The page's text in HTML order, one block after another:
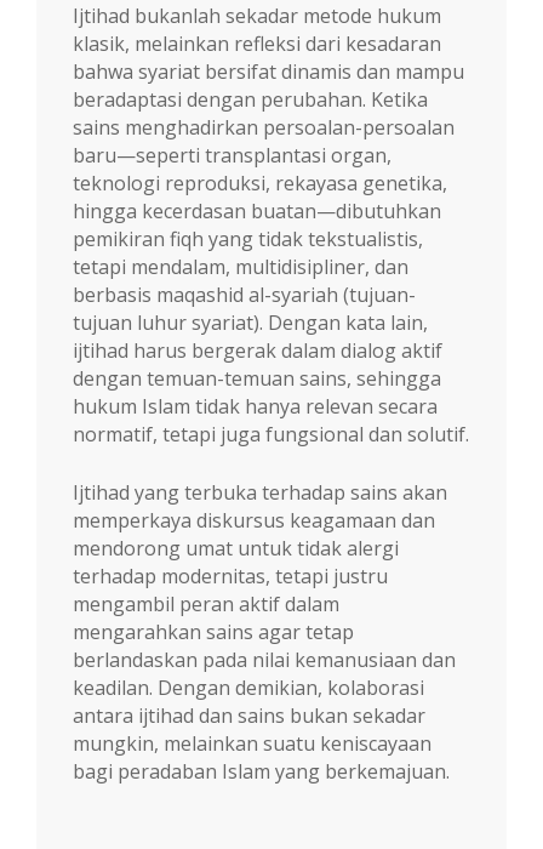
Ijtihad bukanlah sekadar metode hukum
klasik, melainkan refleksi dari kesadaran
bahwa syariat bersifat dinamis dan mampu
beradaptasi dengan perubahan. Ketika
sains menghadirkan persoalan-persoalan
baru—seperti transplantasi organ,
teknologi reproduksi, rekayasa genetika,
hingga kecerdasan buatan—dibutuhkan
pemikiran fiqh yang tidak tekstualistis,
tetapi mendalam, multidisipliner, dan
berbasis maqashid al-syariah (tujuan-
tujuan luhur syariat). Dengan kata lain,
ijtihad harus bergerak dalam dialog aktif
dengan temuan-temuan sains, sehingga
hukum Islam tidak hanya relevan secara
normatif, tetapi juga fungsional dan solutif.
Ijtihad yang terbuka terhadap sains akan
memperkaya diskursus keagamaan dan
mendorong umat untuk tidak alergi
terhadap modernitas, tetapi justru
mengambil peran aktif dalam
mengarahkan sains agar tetap
berlandaskan pada nilai kemanusiaan dan
keadilan. Dengan demikian, kolaborasi
antara ijtihad dan sains bukan sekadar
mungkin, melainkan suatu keniscayaan
bagi peradaban Islam yang berkemajuan.